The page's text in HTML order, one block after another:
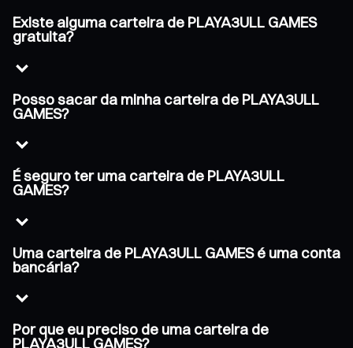
Existe alguma carteira de PLAYA3ULL GAMES
gratuita?
Posso sacar da minha carteira de PLAYA3ULL
GAMES?
É seguro ter uma carteira de PLAYA3ULL
GAMES?
Uma carteira de PLAYA3ULL GAMES é uma conta
bancária?
Por que eu preciso de uma carteira de
PLAYA3ULL GAMES?